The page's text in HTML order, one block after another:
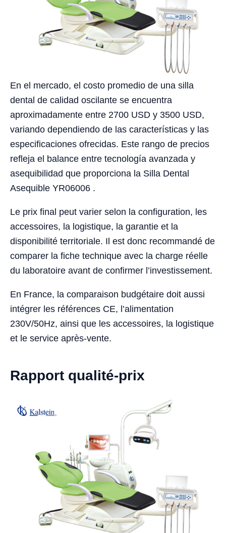
En el mercado, el costo promedio de una silla
dental de calidad oscilante se encuentra
aproximadamente entre 2700 USD y 3500 USD,
variando dependiendo de las características y las
especificaciones ofrecidas. Este rango de precios
refleja el balance entre tecnología avanzada y
asequibilidad que proporciona la Silla Dental
Asequible YR06006 .
Le prix final peut varier selon la configuration, les
accessoires, la logistique, la garantie et la
disponibilité territoriale. Il est donc recommandé de
comparer la fiche technique avec la charge réelle
du laboratoire avant de confirmer l’investissement.
En France, la comparaison budgétaire doit aussi
intégrer les références CE, l’alimentation
230V/50Hz, ainsi que les accessoires, la logistique
et le service après-vente.
Rapport qualité-prix